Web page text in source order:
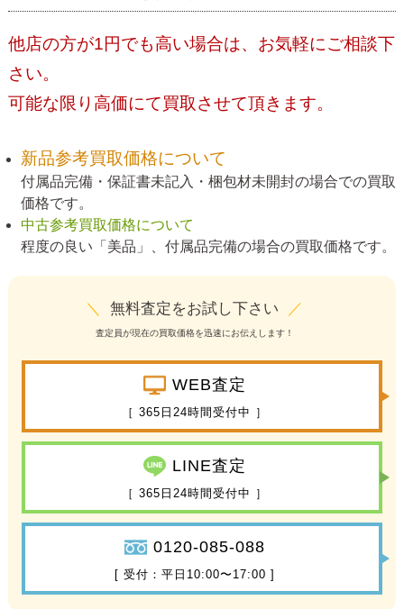
他店の方が1円でも高い場合は、お気軽にご相談下
さい。
可能な限り高価にて買取させて頂きます。
新品参考買取価格について
付属品完備・保証書未記入・梱包材未開封の場合での買取
価格です。
中古参考買取価格について
程度の良い「美品」、付属品完備の場合の買取価格です。
＼ 無料査定をお試し下さい ／
査定員が現在の買取価格を迅速にお伝えします！
WEB査定
［ 365日24時間受付中 ］
LINE査定
［ 365日24時間受付中 ］
0120-085-088
[ 受付：平日10:00〜17:00 ]